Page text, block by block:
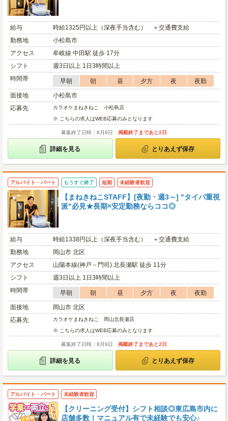
給与
時給1325円以上（深夜手当含む） ＋交通費支給
勤務地
小松島市
アクセス
牟岐線 中田駅 徒歩 17分
シフト
週3日以上 1日3時間以上
時間帯
早朝 朝 昼 夕方 夜
夜勤
面接地
小松島市
応募先
カラオケまねきねこ 小松島店
※ こちらの求人はWEB応募のみとなります
募集終了日時：8月9日 掲載終了まであと2日
詳細を見る とりあえず保存
アルバイト・パート もうすぐ終了 短期 未経験者歓迎
【まねきねこSTAFF】[夜勤・週3～] "タイパ重視
派"必見★長期×安定勤務ならココ◎
給与
時給1338円以上（深夜手当含む） ＋交通費支給
勤務地
岡山市 北区
アクセス
山陽本線(神戸－門司) 北長瀬駅 徒歩 11分
シフト
週3日以上 1日3時間以上
時間帯
早朝 朝 昼 夕方 夜
夜勤
面接地
岡山市 北区
応募先
カラオケまねきねこ 岡山北長瀬店
※ こちらの求人はWEB応募のみとなります
募集終了日時：8月9日 掲載終了まであと2日
詳細を見る とりあえず保存
アルバイト・パート 未経験者歓迎
【クリーニング受付】シフト相談◎東広島市内に
店舗多数！マニュアル有で未経験でも安心♪